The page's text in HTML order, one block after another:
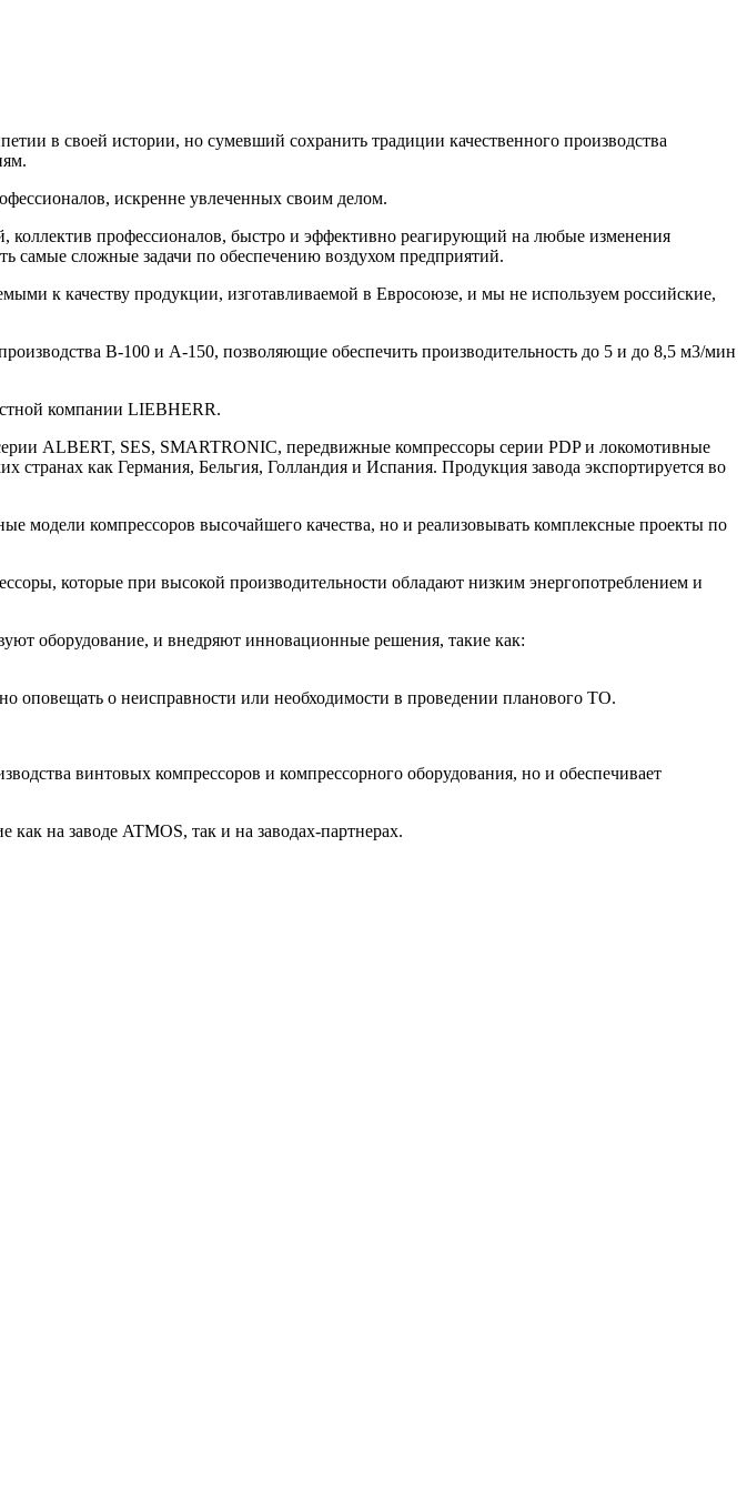
в своей истории, но сумевший сохранить традиции качественного производства
искренне увлеченных своим делом.
профессионалов, быстро и эффективно реагирующий на любые изменения
самые сложные задачи по обеспечению воздухом предприятий.
к качеству продукции, изготавливаемой в Евросоюзе, и мы не используем российские,
В-100 и А-150, позволяющие обеспечить производительность до 5 и до 8,5 м3/мин
компании LIEBHERR.
ALBERT, SES, SMARTRONIC, передвижные компрессоры серии PDP и локомотивные
как Германия, Бельгия, Голландия и Испания. Продукция завода экспортируется во
модели компрессоров высочайшего качества, но и реализовывать комплексные проекты по
которые при высокой производительности обладают низким энергопотреблением и
оборудование, и внедряют инновационные решения, такие как:
оповещать о неисправности или необходимости в проведении планового ТО.
винтовых компрессоров и компрессорного оборудования, но и обеспечивает
на заводе ATMOS, так и на заводах-партнерах.